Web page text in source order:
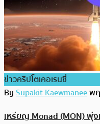
ข่าวคริปโตเคอเรนซี่
BySupakit Kaewmaneeพ
เหรียญ Monad (MON) พุ่